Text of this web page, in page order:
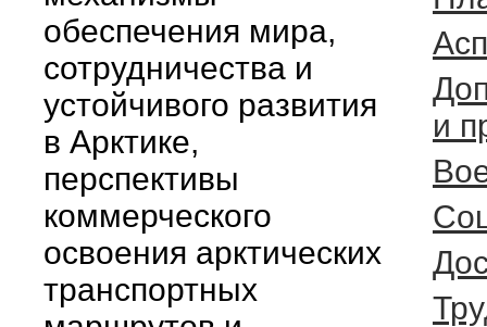
обеспечения мира,
сотрудничества и
устойчивого развития
в Арктике,
перспективы
коммерческого
освоения арктических
транспортных
и